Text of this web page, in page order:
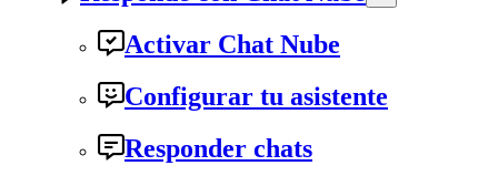
Activar Chat Nube
Configurar tu asistente
Responder chats